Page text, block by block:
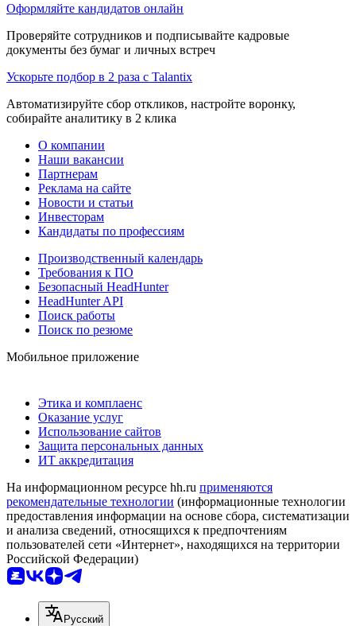
Оформляйте кандидатов онлайн
Проверяйте сотрудников и подписывайте кадровые
документы без бумаг и личных встреч
Ускорьте подбор в 2 раза с Talantix
Автоматизируйте сбор откликов, настройте воронку,
собирайте аналитику в 2 клика
О компании
Наши вакансии
Партнерам
Реклама на сайте
Новости и статьи
Инвесторам
Кандидаты по профессиям
Производственный календарь
Требования к ПО
Безопасный HeadHunter
HeadHunter API
Поиск работы
Поиск по резюме
Мобильное приложение
Этика и комплаенс
Оказание услуг
Использование сайтов
Защита персональных данных
ИТ аккредитация
На информационном ресурсе hh.ru применяются
рекомендательные технологии (информационные технологии
предоставления информации на основе сбора, систематизации
и анализа сведений, относящихся к предпочтениям
пользователей сети «Интернет», находящихся на территории
Российской Федерации)
Русский